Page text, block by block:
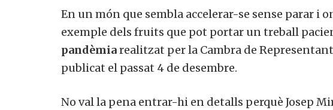
En un món que sembla accelerar-se sense parar i
exemple dels fruits que pot portar un treball
pandèmiarealitzat per la Cambra de
publicat el passat 4 de desembre.
No val la pena entrar-hi en detalls perquè Josep